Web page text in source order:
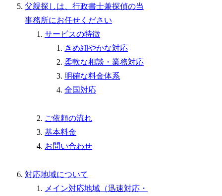
父親探しは、行政書士兼探偵の当
事務所にお任せください
サービスの特徴
きめ細やかな対応
柔軟な相談・業務対応
明確な料金体系
全国対応
ご依頼の流れ
基本料金
お問い合わせ
対応地域について
メイン対応地域（迅速対応・